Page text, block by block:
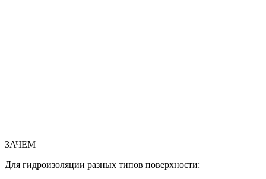
ЗАЧЕМ
Для гидроизоляции разных типов поверхности: